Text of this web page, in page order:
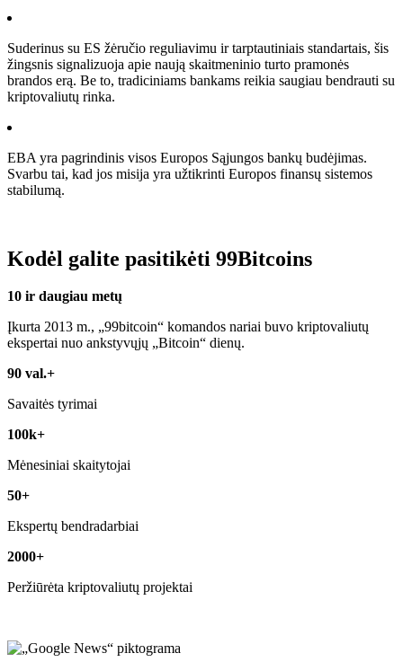
Suderinus su ES žėručio reguliavimu ir tarptautiniais standartais, šis
žingsnis signalizuoja apie naują skaitmeninio turto pramonės
brandos erą. Be to, tradiciniams bankams reikia saugiau bendrauti su
kriptovaliutų rinka.
EBA yra pagrindinis visos Europos Sąjungos bankų budėjimas.
Svarbu tai, kad jos misija yra užtikrinti Europos finansų sistemos
stabilumą.
Kodėl galite pasitikėti 99Bitcoins
10 ir daugiau metų
Įkurta 2013 m., „99bitcoin“ komandos nariai buvo kriptovaliutų
ekspertai nuo ankstyvųjų „Bitcoin“ dienų.
90 val.+
Savaitės tyrimai
100k+
Mėnesiniai skaitytojai
50+
Ekspertų bendradarbiai
2000+
Peržiūrėta kriptovaliutų projektai